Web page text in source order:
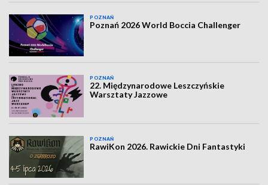
POZNAŃ
Poznań 2026 World Boccia Challenger
POZNAŃ
22. Międzynarodowe Leszczyńskie
Warsztaty Jazzowe
POZNAŃ
RawiKon 2026. Rawickie Dni Fantastyki